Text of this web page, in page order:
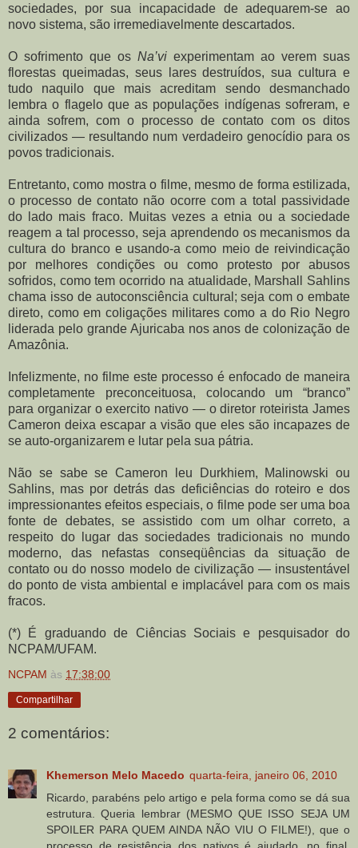
sociedades, por sua incapacidade de adequarem-se ao
novo sistema, são irremediavelmente descartados.
O sofrimento que os Na’vi experimentam ao verem suas
florestas queimadas, seus lares destruídos, sua cultura e
tudo naquilo que mais acreditam sendo desmanchado
lembra o flagelo que as populações indígenas sofreram, e
ainda sofrem, com o processo de contato com os ditos
civilizados — resultando num verdadeiro genocídio para os
povos tradicionais.
Entretanto, como mostra o filme, mesmo de forma estilizada,
o processo de contato não ocorre com a total passividade
do lado mais fraco. Muitas vezes a etnia ou a sociedade
reagem a tal processo, seja aprendendo os mecanismos da
cultura do branco e usando-a como meio de reivindicação
por melhores condições ou como protesto por abusos
sofridos, como tem ocorrido na atualidade, Marshall Sahlins
chama isso de autoconsciência cultural; seja com o embate
direto, como em coligações militares como a do Rio Negro
liderada pelo grande Ajuricaba nos anos de colonização de
Amazônia.
Infelizmente, no filme este processo é enfocado de maneira
completamente preconceituosa, colocando um “branco”
para organizar o exercito nativo — o diretor roteirista James
Cameron deixa escapar a visão que eles são incapazes de
se auto-organizarem e lutar pela sua pátria.
Não se sabe se Cameron leu Durkhiem, Malinowski ou
Sahlins, mas por detrás das deficiências do roteiro e dos
impressionantes efeitos especiais, o filme pode ser uma boa
fonte de debates, se assistido com um olhar correto, a
respeito do lugar das sociedades tradicionais no mundo
moderno, das nefastas conseqüências da situação de
contato ou do nosso modelo de civilização — insustentável
do ponto de vista ambiental e implacável para com os mais
fracos.
(*) É graduando de Ciências Sociais e pesquisador do
NCPAM/UFAM.
NCPAM às 17:38:00
Compartilhar
2 comentários:
Khemerson Melo Macedo quarta-feira, janeiro 06, 2010
Ricardo, parabéns pelo artigo e pela forma como se dá sua
estrutura. Queria lembrar (MESMO QUE ISSO SEJA UM
SPOILER PARA QUEM AINDA NÃO VIU O FILME!), que o
processo de resistência dos nativos é ajudado, no final,